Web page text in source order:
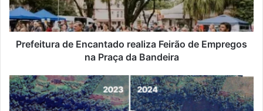
Empregos
na
Praça
daPrefeitura de Encantado realiza Feirão de Empregos
na Praça da Bandeira
Encantado
e
Associação